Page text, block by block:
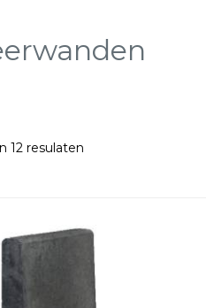
12 resulaten